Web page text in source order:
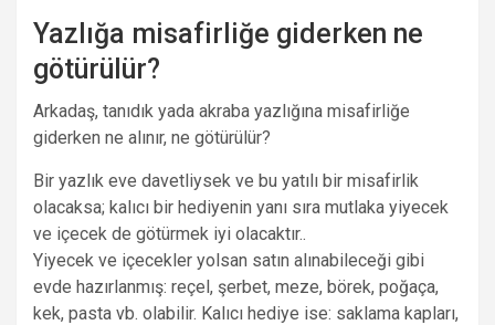
Yazlığa misafirliğe giderken ne
götürülür?
Arkadaş, tanıdık yada akraba yazlığına misafirliğe
giderken ne alınır, ne götürülür?
Bir yazlık eve davetliysek ve bu yatılı bir misafirlik
olacaksa; kalıcı bir hediyenin yanı sıra mutlaka yiyecek
ve içecek de götürmek iyi olacaktır..
Yiyecek ve içecekler yolsan satın alınabileceği gibi
evde hazırlanmış: reçel, şerbet, meze, börek, poğaça,
kek, pasta vb. olabilir. Kalıcı hediye ise: saklama kapları,